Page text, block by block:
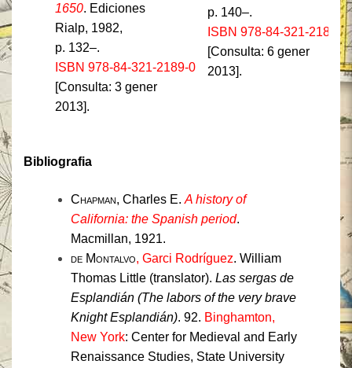
1650. Ediciones
Rialp, 1982,
p. 132–.
ISBN 978-84-321-2189-0
[Consulta: 3 gener
2013].
p. 140–.
ISBN 978-84-321-2189-0
[Consulta: 6 gener
2013].
Bibliografia
Chapman, Charles E. A history of
California: the Spanish period.
Macmillan, 1921.
de Montalvo, Garci Rodríguez. William
Thomas Little (translator). Las sergas de
Esplandián (The labors of the very brave
Knight Esplandián). 92. Binghamton,
New York: Center for Medieval and Early
Renaissance Studies, State University